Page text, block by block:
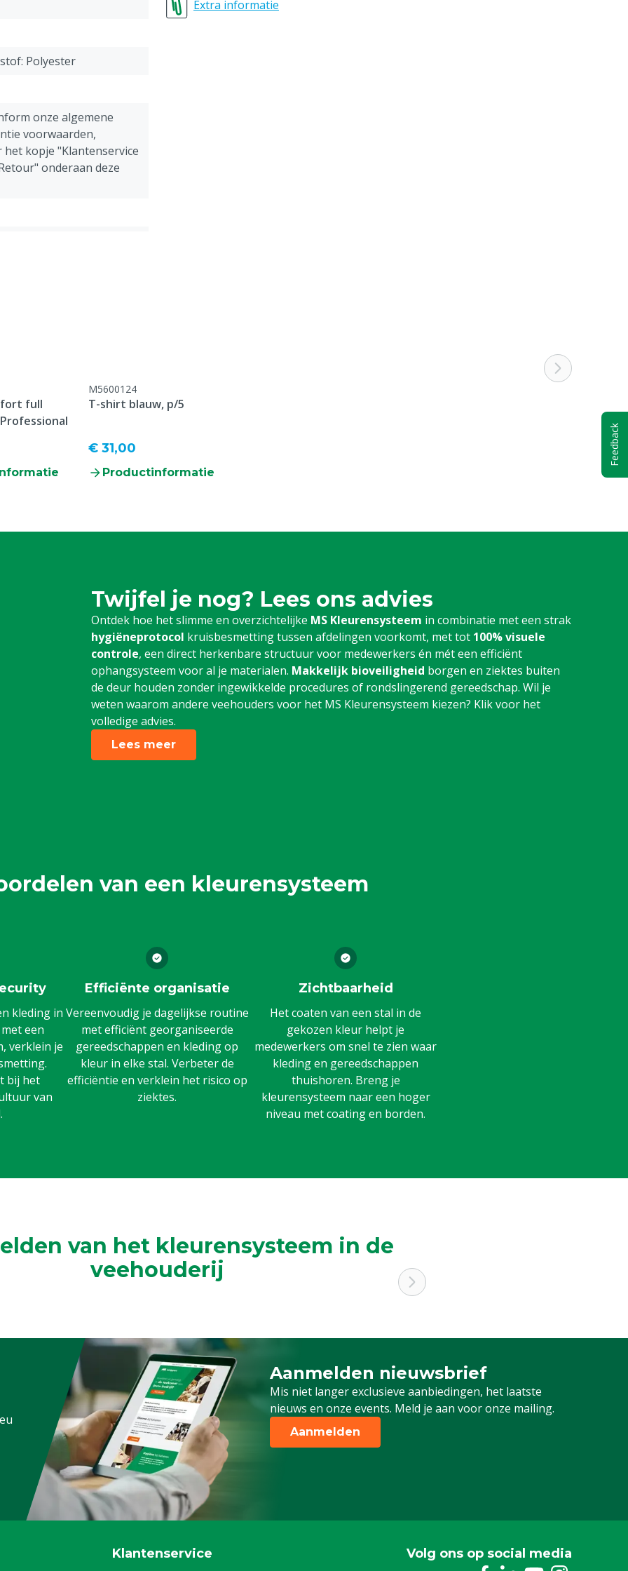
Maat 1 = 40-42 = XS (extra small)
Maat 2 = 44-46 = S (small)
Polyester
onze algemene
voorwaarden,
het kopje "Klantenservice
onderaan deze
Extra informatie
full
M5600124
T-shirt blauw, p/5
€ 31,00
Productinformatie
Twijfel je nog? Lees ons advies
Ontdek hoe het slimme en overzichtelijke MS Kleurensysteem in combinatie met een strak
hygiëneprotocol kruisbesmetting tussen afdelingen voorkomt, met tot 100% visuele
controle, een direct herkenbare structuur voor medewerkers én mét een efficiënt
ophangsysteem voor al je materialen. Makkelijk bioveiligheid borgen en ziektes buiten
de deur houden zonder ingewikkelde procedures of rondslingerend gereedschap. Wil je
weten waarom andere veehouders voor het MS Kleurensysteem kiezen? Klik voor het
volledige advies.
Lees meer
van een kleurensysteem
kleding in
een
verklein je
bij het
van
Efficiënte organisatie
Vereenvoudig je dagelijkse routine
met efficiënt georganiseerde
gereedschappen en kleding op
kleur in elke stal. Verbeter de
efficiëntie en verklein het risico op
ziektes.
Zichtbaarheid
Het coaten van een stal in de
gekozen kleur helpt je
medewerkers om snel te zien waar
kleding en gereedschappen
thuishoren. Breng je
kleurensysteem naar een hoger
niveau met coating en borden.
van het kleurensysteem in de
veehouderij
Aanmelden nieuwsbrief
Mis niet langer exclusieve aanbiedingen, het laatste
nieuws en onze events. Meld je aan voor onze mailing.
Schrijf je in voor onze nieuwsbrief
Aanmelden
Klantenservice
Volg ons op social media
Feedback